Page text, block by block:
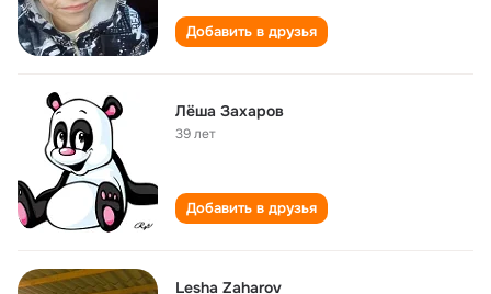
Добавить в друзья
Лёша Захаров
39 лет
Добавить в друзья
Lesha Zaharov